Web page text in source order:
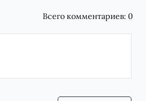
Всего комментариев: 0